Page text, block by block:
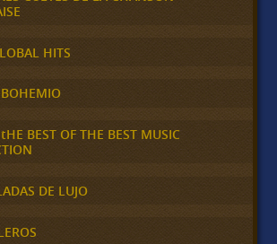
HITS
BEST OF THE BEST MUSIC
DE LUJO